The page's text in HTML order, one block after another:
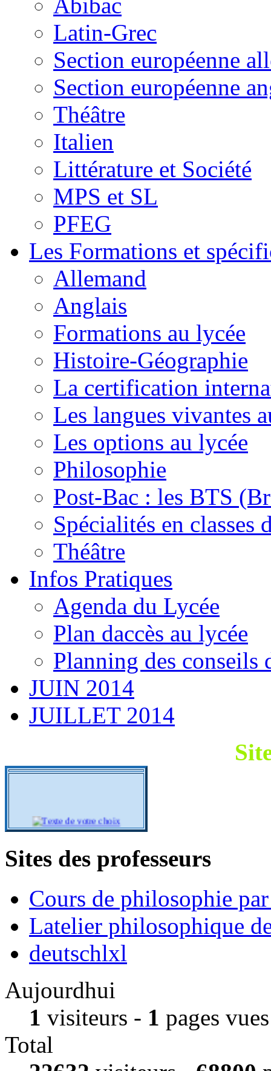
Latin-Grec
Section européenne
Section européenne
Théâtre
Italien
Littérature et Société
MPS et SL
PFEG
Les Formations et
Allemand
Anglais
Formations au lycée
Histoire-Géographie
La certification
Les langues vivantes
Les options au lycée
Philosophie
Post-Bac : les BTS
Spécialités en classes
Théâtre
Infos Pratiques
Agenda du Lycée
Plan daccès au lycée
Planning des conseils
JUIN 2014
JUILLET 2014
Sites des professeurs
Cours de philosophie
Latelier philosophique
deutschlxl
Aujourdhui
1 visiteurs - 1 pages vues
Total